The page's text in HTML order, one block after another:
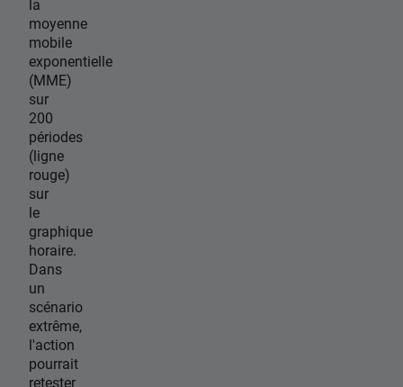
la
moyenne
mobile
exponentielle
(MME)
sur
200
périodes
(ligne
rouge)
sur
le
graphique
horaire.
Dans
un
scénario
extrême,
l'action
pourrait
retester